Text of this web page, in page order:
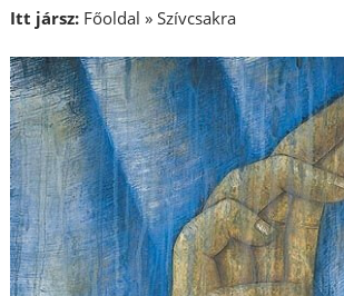
Itt jársz: Főoldal » Szívcsakra